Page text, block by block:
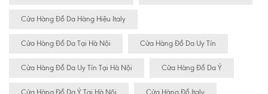
Cửa Hàng Đồ Da Hàng Hiệu Italy
Cửa Hàng Đồ Da Tại Hà Nội Cửa Hàng Đồ Da Uy Tín
Cửa Hàng Đồ Da Uy Tín Tại Hà Nội Cửa Hàng Đồ Da Ý
Cửa Hàng Đồ Da Ý Tại Hà Nội Cửa Hàng Đồ Italy